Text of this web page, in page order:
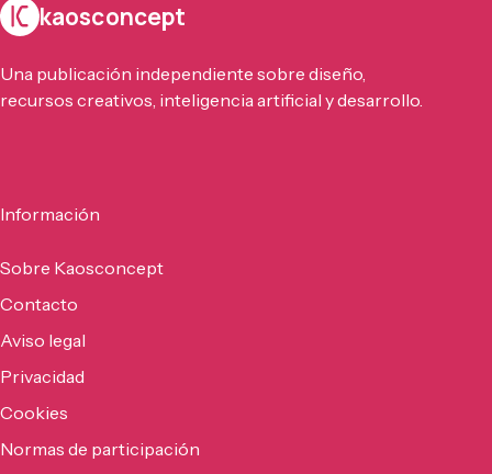
kaosconcept
Una publicación independiente sobre diseño,
recursos creativos, inteligencia artificial y desarrollo.
Información
Sobre Kaosconcept
Contacto
Aviso legal
Privacidad
Cookies
Normas de participación